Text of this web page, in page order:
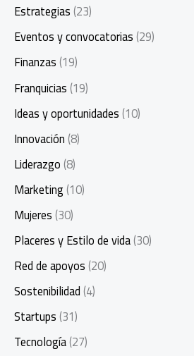
Estrategias(23)
Eventos y convocatorias(29)
Finanzas(19)
Franquicias(19)
Ideas y oportunidades(10)
Innovación(8)
Liderazgo(8)
Marketing(10)
Mujeres(30)
Placeres y Estilo de vida(30)
Red de apoyos(20)
Sostenibilidad(4)
Startups(31)
Tecnología(27)